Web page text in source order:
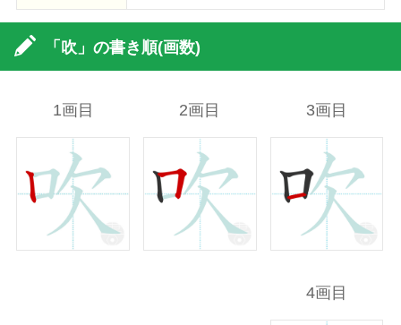
「吹」の書き順(画数)
1画目 2画目 3画目
4画目